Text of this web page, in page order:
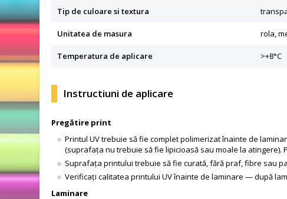
Tip de culoare si textura
Unitatea de masura rola,
Temperatura de aplicare >+8°C
Instructiuni de aplicare
Pregătire print
Printul UV trebuie să fie complet polimerizat înainte de
(suprafața nu trebuie să fie lipicioasă sau moale la atingere).
Suprafața printului trebuie să fie curată, fără praf, fibre sau
Verificați calitatea printului UV înainte de laminare — după
Laminare